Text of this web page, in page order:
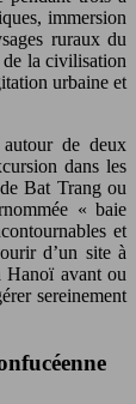
immersion
ruraux du
la civilisation
urbaine et
de deux
dans les
Bat Trang ou
« baie
et
d’un site à
Hanoï avant ou
sereinement